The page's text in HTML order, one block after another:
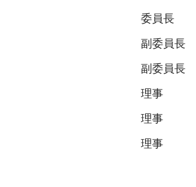
委員長
副委員長
副委員長
理事
理事
理事